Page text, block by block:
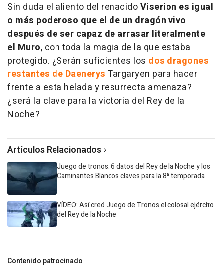
Sin duda el aliento del renacidoViserion es igual
o más poderoso que el de un dragón vivo
después de ser capaz de arrasar literalmente
el Muro, con toda la magia de la que estaba
protegido. ¿Serán suficientes los dos dragones
restantes de Daenerys Targaryen para hacer
frente a esta helada y resurrecta amenaza?
¿será la clave para la victoria del Rey de la
Noche?
Artículos Relacionados
Juego de tronos: 6 datos del Rey de la Noche y los
Caminantes Blancos claves para la 8ª temporada
VÍDEO: Así creó Juego de Tronos el colosal ejército
del Rey de la Noche
Contenido patrocinado